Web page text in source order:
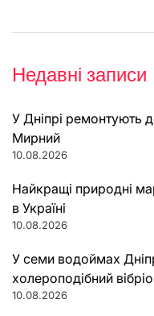
Недавні записи
У Дніпрі ремонтують
Мирний
10.08.2026
Найкращі природні
в Україні
10.08.2026
У семи водоймах
холероподібний
10.08.2026